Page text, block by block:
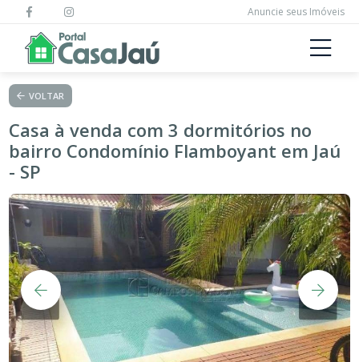
Anuncie seus Imóveis
VOLTAR
Casa à venda com 3 dormitórios no
bairro Condomínio Flamboyant em Jaú
- SP